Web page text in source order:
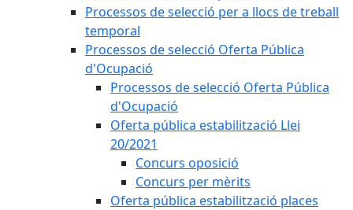
Processos de selecció per a llocs de treball
temporal
Processos de selecció Oferta Pública
d'Ocupació
Processos de selecció Oferta Pública
d'Ocupació
Oferta pública estabilització Llei
20/2021
Concurs oposició
Concurs per mèrits
Oferta pública estabilització places